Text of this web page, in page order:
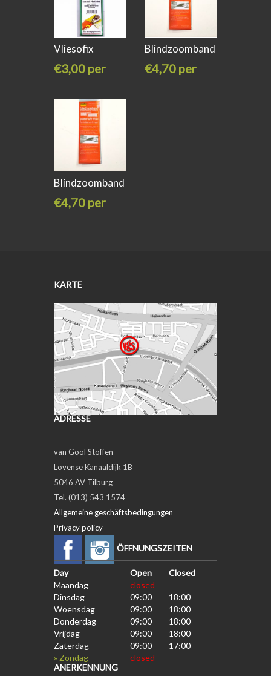
Vliesofix
€3,00 per
Blindzoomband
€4,70 per
Blindzoomband
€4,70 per
KARTE
ADRESSE
van Gool Stoffen
Lovense Kanaaldijk 1B
5046 AV Tilburg
Tel. (013) 543 1574
Allgemeine geschäftsbedingungen
Privacy policy
ÖFFNUNGSZEITEN
Day Open
Closed
Maandag
closed
Dinsdag
09:00
18:00
Woensdag
09:00
18:00
Donderdag
09:00
18:00
Vrijdag
09:00
18:00
Zaterdag
09:00
17:00
» Zondag
closed
ANERKENNUNG